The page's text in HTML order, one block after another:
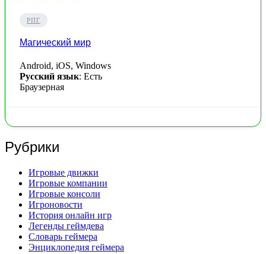
РПГ
Магический мир
Android, iOS, Windows
Русский язык: Есть
Браузерная
Рубрики
Игровые движки
Игровые компании
Игровые консоли
Игроновости
История онлайн игр
Легенды геймдева
Словарь геймера
Энциклопедия геймера